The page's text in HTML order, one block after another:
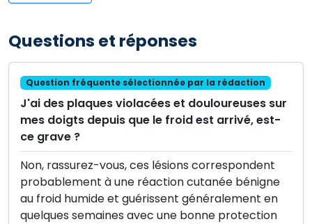
Questions et réponses
Question fréquente sélectionnée par la rédaction
J'ai des plaques violacées et douloureuses sur
mes doigts depuis que le froid est arrivé, est-
ce grave ?
Non, rassurez-vous, ces lésions correspondent
probablement à une réaction cutanée bénigne
au froid humide et guérissent généralement en
quelques semaines avec une bonne protection